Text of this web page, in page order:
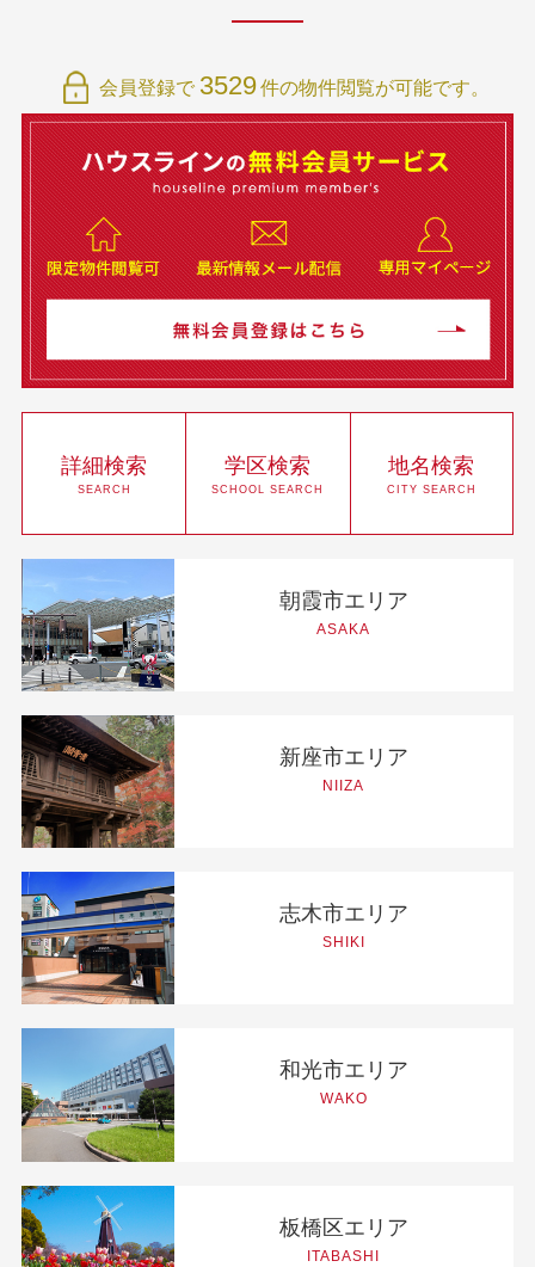
会員登録で 3529 件の物件閲覧が可能です。
詳細検索
SEARCH
学区検索
SCHOOL SEARCH
地名検索
CITY SEARCH
朝霞市エリア
ASAKA
新座市エリア
NIIZA
志木市エリア
SHIKI
和光市エリア
WAKO
板橋区エリア
ITABASHI